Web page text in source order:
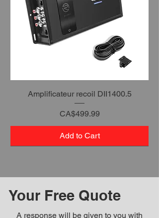
Amplificateur recoil DII1400.5
Price
CA$499.99
Add to Cart
Your Free Quote
A response will be given to you with